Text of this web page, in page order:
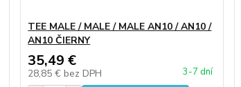
TEE MALE / MALE / MALE AN10 / AN10 /
AN10 ČIERNY
35,49 €
28,85 € bez DPH 3-7 dní